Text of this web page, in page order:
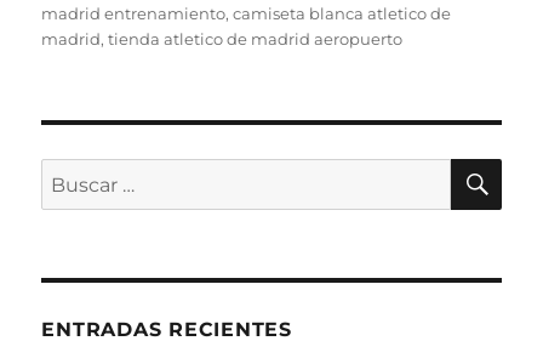
el
madrid entrenamiento,camiseta blanca atletico de
madrid,tienda atletico de madrid aeropuerto
Buscar
por:
ENTRADAS RECIENTES